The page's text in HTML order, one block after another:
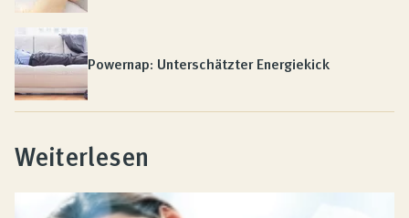
Powernap: Unterschätzter Energiekick
Weiterlesen